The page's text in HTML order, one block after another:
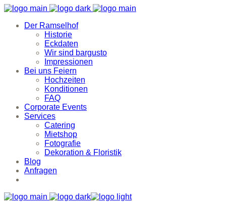
Der Ramselhof
Historie
Eckdaten
Wir sind bargusto
Impressionen
Bei uns Feiern
Hochzeiten
Konditionen
FAQ
Corporate Events
Services
Catering
Mietshop
Fotografie
Dekoration & Floristik
Blog
Anfragen